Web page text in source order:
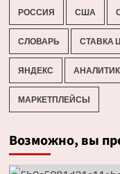
РОССИЯ США
СЛОВАРЬ СТАВКА
ЯНДЕКС
МАРКЕТПЛЕЙСЫ
Возможно, вы